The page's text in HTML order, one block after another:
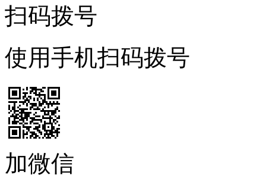
扫码拨号
使用手机扫码拨号
加微信